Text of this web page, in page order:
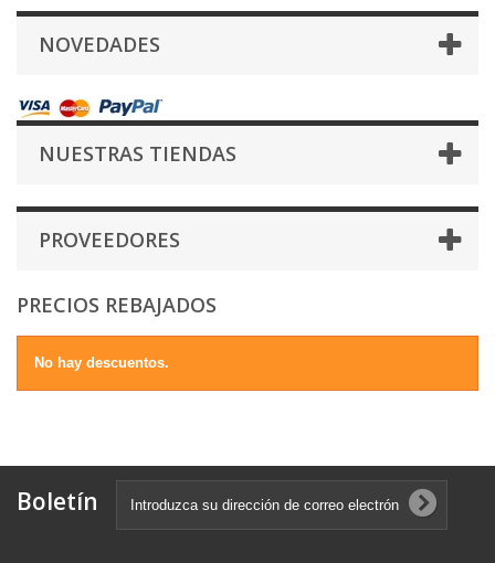
NOVEDADES
NUESTRAS TIENDAS
PROVEEDORES
PRECIOS REBAJADOS
No hay descuentos.
Boletín